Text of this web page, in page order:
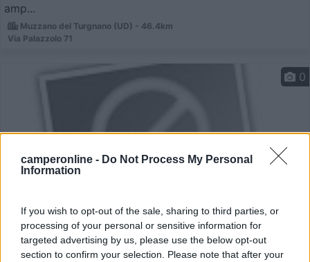
camperonline - Do Not Process My Personal
Information
If you wish to opt-out of the sale, sharing to third parties, or
processing of your personal or sensitive information for
targeted advertising by us, please use the below opt-out
section to confirm your selection. Please note that after your
amp...
Muzzano del Turgnano (UD) - 46.4km
Via Palazzolo 71
Area di sosta (PS)
0